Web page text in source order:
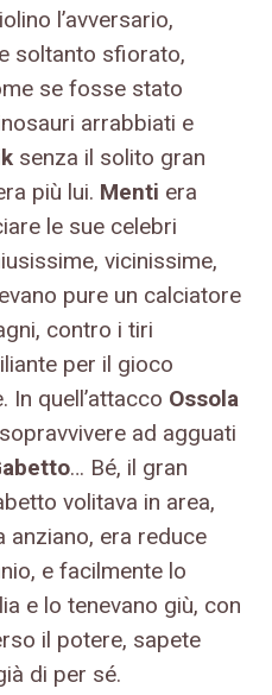
l’avversario,
soltanto sfiorato,
se fosse stato
arrabbiati e
senza il solito gran
più lui. Menti era
le sue celebri
vicinissime,
pure un calciatore
contro i tiri
per il gioco
In quell’attacco Ossola
ad agguati
… Bé, il gran
volitava in area,
anziano, era reduce
e facilmente lo
e lo tenevano giù, con
il potere, sapete
di per sé.